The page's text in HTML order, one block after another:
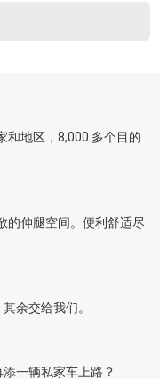
和地区，8,000 多个目的
的伸腿空间。便利舒适尽
余交给我们。
一辆私家车上路？